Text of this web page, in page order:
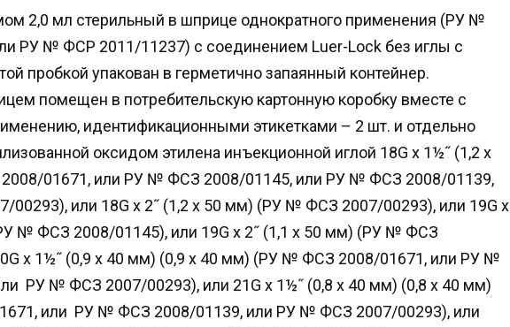
2,0 мл стерильный в шприце однократного применения (РУ №
РУ № ФСР 2011/11237) с соединением Luer-Lock без иглы с
пробкой упакован в герметично запаянный контейнер.
помещен в потребительскую картонную коробку вместе с
идентификационными этикетками – 2 шт. и отдельно
оксидом этилена инъекционной иглой 18G х 1½˝ (1,2 х
01671, или РУ № ФСЗ 2008/01145, или РУ № ФСЗ 2008/01139,
или 18G х 2˝ (1,2 х 50 мм) (РУ № ФСЗ 2007/00293), или 19G х
№ ФСЗ 2008/01145), или 19G х 2˝ (1,1 х 50 мм) (РУ № ФСЗ
х 1½˝ (0,9 х 40 мм) (0,9 х 40 мм) (РУ № ФСЗ 2008/01671, или РУ №
РУ № ФСЗ 2007/00293), или 21G х 1½˝ (0,8 х 40 мм) (0,8 х 40 мм)
или РУ № ФСЗ 2008/01139, или РУ № ФСЗ 2007/00293), или